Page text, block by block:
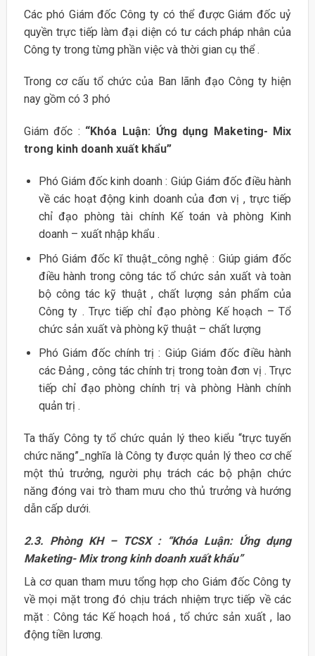
Các phó Giám đốc Công ty có thể được Giám đốc uỷ
quyền trực tiếp làm đại diện có tư cách pháp nhân của
Công ty trong từng phần việc và thời gian cụ thể .
Trong cơ cấu tổ chức của Ban lãnh đạo Công ty hiện
nay gồm có 3 phó
Giám đốc : “Khóa Luận: Ứng dụng Maketing- Mix
trong kinh doanh xuất khẩu”
Phó Giám đốc kinh doanh : Giúp Giám đốc điều hành
về các hoạt động kinh doanh của đơn vị , trực tiếp
chỉ đạo phòng tài chính Kế toán và phòng Kinh
doanh – xuất nhập khẩu .
Phó Giám đốc kĩ thuật_công nghệ : Giúp giám đốc
điều hành trong công tác tổ chức sản xuất và toàn
bộ công tác kỹ thuật , chất lượng sản phẩm của
Công ty . Trực tiếp chỉ đạo phòng Kế hoạch – Tổ
chức sản xuất và phòng kỹ thuật – chất lượng
Phó Giám đốc chính trị : Giúp Giám đốc điều hành
các Đảng , công tác chính trị trong toàn đơn vị . Trực
tiếp chỉ đạo phòng chính trị và phòng Hành chính
quản trị .
Ta thấy Công ty tổ chức quản lý theo kiểu “trực tuyến
chức năng”_nghĩa là Công ty được quản lý theo cơ chế
một thủ trưởng, người phụ trách các bộ phận chức
năng đóng vai trò tham mưu cho thủ trưởng và hướng
dẫn cấp dưới.
2.3. Phòng KH – TCSX : “Khóa Luận: Ứng dụng
Maketing- Mix trong kinh doanh xuất khẩu”
Là cơ quan tham mưu tổng hợp cho Giám đốc Công ty
về mọi mặt trong đó chịu trách nhiệm trực tiếp về các
mặt : Công tác Kế hoạch hoá , tổ chức sản xuất , lao
động tiền lương.